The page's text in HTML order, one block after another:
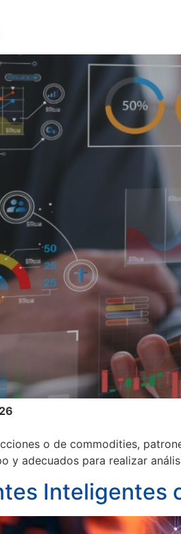
o de commodities,
y adecuados para realizar
Inteligentes